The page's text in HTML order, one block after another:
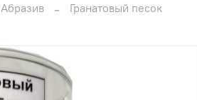
Абразив Гранатовый песок